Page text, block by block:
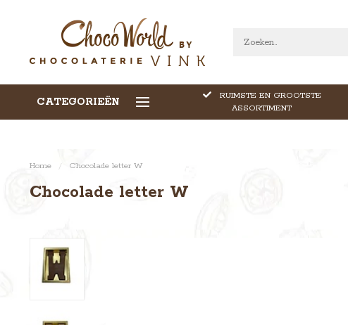
CATEGORIEËN
CALLEBAUT CHOCOLADE
RUIMSTE EN GROOTSTE
ASSORTIMENT
Home / Chocolade letter W
Chocolade letter W